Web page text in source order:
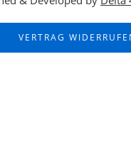
VERTRAG